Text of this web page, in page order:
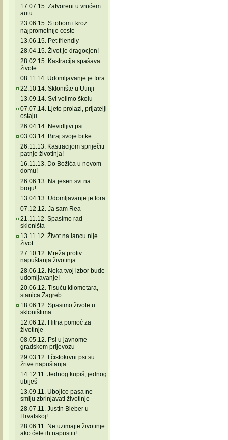
17.07.15. Zatvoreni u vrućem
autu
23.06.15. S tobom i kroz
najprometnije ceste
13.06.15. Pet friendly
28.04.15. Život je dragocjen!
28.02.15. Kastracija spašava
živote
08.11.14. Udomljavanje je fora
22.10.14. Sklonište u Utinji
13.09.14. Svi volimo školu
07.07.14. Ljeto prolazi, prijatelji
ostaju
26.04.14. Nevidljivi psi
03.03.14. Biraj svoje bitke
26.11.13. Kastracijom spriječiti
patnje životinja!
16.11.13. Do Božića u novom
domu!
26.06.13. Na jesen svi na
broju!
13.04.13. Udomljavanje je fora
07.12.12. Ja sam Rea
21.11.12. Spasimo rad
skloništa
13.11.12. Život na lancu nije
život
27.10.12. Mreža protiv
napuštanja životinja
28.06.12. Neka tvoj izbor bude
udomljavanje!
20.06.12. Tisuću kilometara,
stanica Zagreb
18.06.12. Spasimo živote u
skloništima
12.06.12. Hitna pomoć za
životinje
08.05.12. Psi u javnome
gradskom prijevozu
29.03.12. I čistokrvni psi su
žrtve napuštanja
14.12.11. Jednog kupiš, jednog
ubiješ
13.09.11. Ubojice pasa ne
smiju zbrinjavati životinje
28.07.11. Justin Bieber u
Hrvatskoj!
28.06.11. Ne uzimajte životinje
ako ćete ih napustiti!